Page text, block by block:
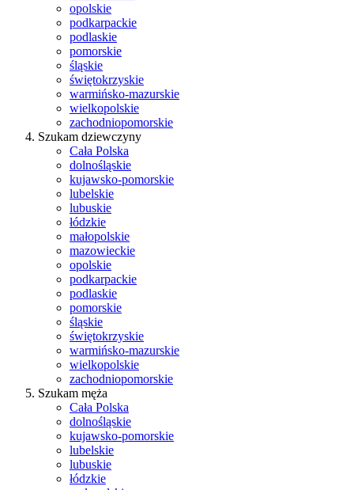
opolskie
podkarpackie
podlaskie
pomorskie
śląskie
świętokrzyskie
warmińsko-mazurskie
wielkopolskie
zachodniopomorskie
Szukam dziewczyny
Cała Polska
dolnośląskie
kujawsko-pomorskie
lubelskie
lubuskie
łódzkie
małopolskie
mazowieckie
opolskie
podkarpackie
podlaskie
pomorskie
śląskie
świętokrzyskie
warmińsko-mazurskie
wielkopolskie
zachodniopomorskie
Szukam męża
Cała Polska
dolnośląskie
kujawsko-pomorskie
lubelskie
lubuskie
łódzkie